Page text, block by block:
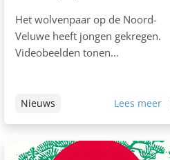
Het wolvenpaar op de Noord-
Veluwe heeft jongen gekregen.
Videobeelden tonen…
Nieuws Lees meer